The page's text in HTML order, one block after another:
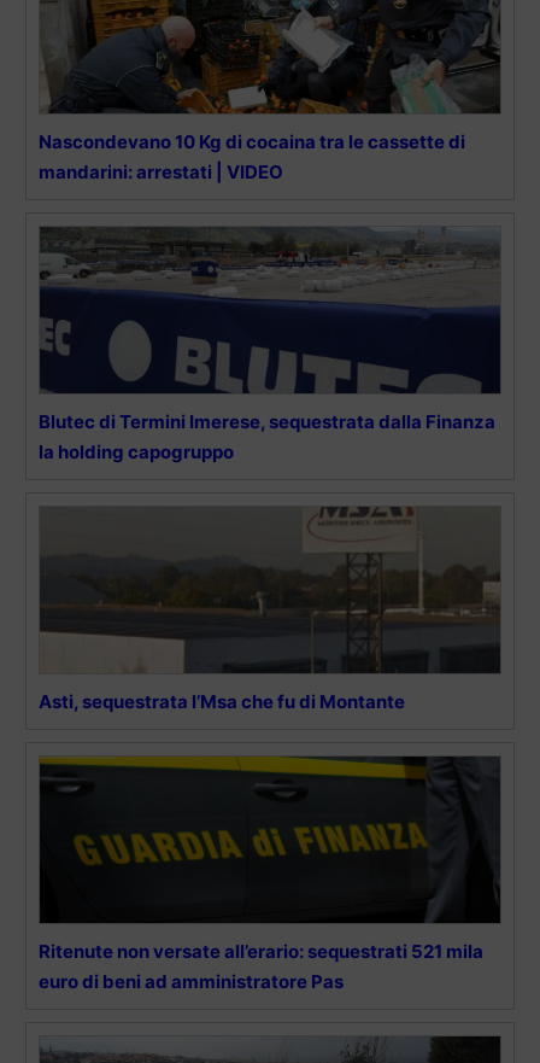
Nascondevano 10 Kg di cocaina tra le cassette di
mandarini: arrestati | VIDEO
Blutec di Termini Imerese, sequestrata dalla Finanza
la holding capogruppo
Asti, sequestrata l’Msa che fu di Montante
Ritenute non versate all’erario: sequestrati 521 mila
euro di beni ad amministratore Pas